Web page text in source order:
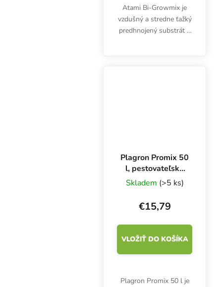
Atami Bi-Growmix je
vzdušný a stredne ťažký
predhnojený substrát s
Plagron Promix 50
l, pestovateľské
médium
Skladem (>5 ks)
€15,79
VLOŽIŤ DO KOŠÍKA
Plagron Promix 50 l je